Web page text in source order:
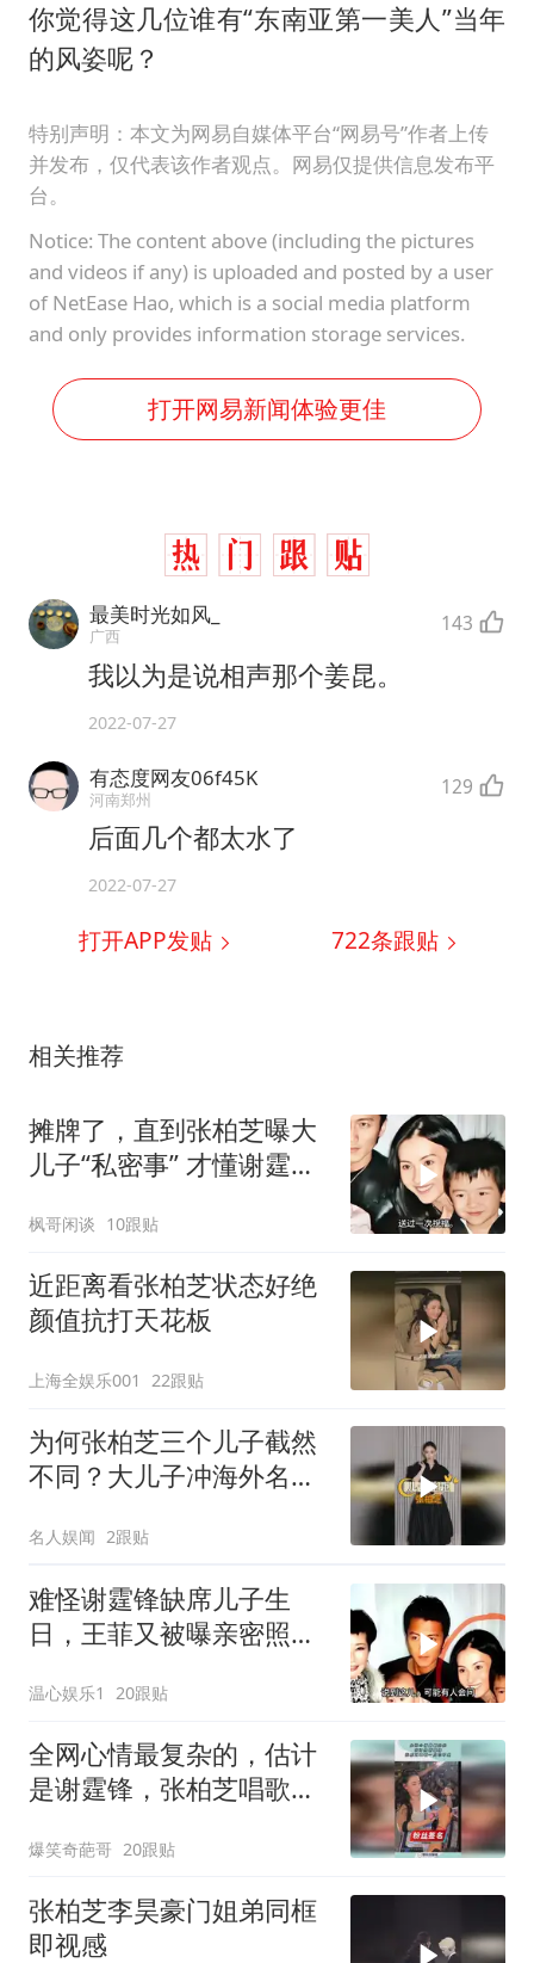
你觉得这几位谁有“东南亚第一美人”当年
的风姿呢？
特别声明：本文为网易自媒体平台“网易号”作者上传
并发布，仅代表该作者观点。网易仅提供信息发布平
台。
Notice: The content above (including the pictures
and videos if any) is uploaded and posted by a user
of NetEase Hao, which is a social media platform
and only provides information storage services.
打开网易新闻体验更佳
最美时光如风_
广西 143
我以为是说相声那个姜昆。
2022-07-27
有态度网友06f45K
河南郑州 129
后面几个都太水了
2022-07-27
打开APP发贴 722条跟贴
相关推荐
摊牌了，直到张柏芝曝大
儿子“私密事” 才懂谢霆锋
枫哥闲谈 10跟贴
近距离看张柏芝状态好绝
颜值抗打天花板
上海全娱乐001 22跟贴
为何张柏芝三个儿子截然
不同？大儿子冲海外名
名人娱闻 2跟贴
难怪谢霆锋缺席儿子生
日，王菲又被曝亲密照，
温心娱乐1 20跟贴
全网心情最复杂的，估计
是谢霆锋，张柏芝唱歌一
爆笑奇葩哥 20跟贴
张柏芝李昊豪门姐弟同框
即视感